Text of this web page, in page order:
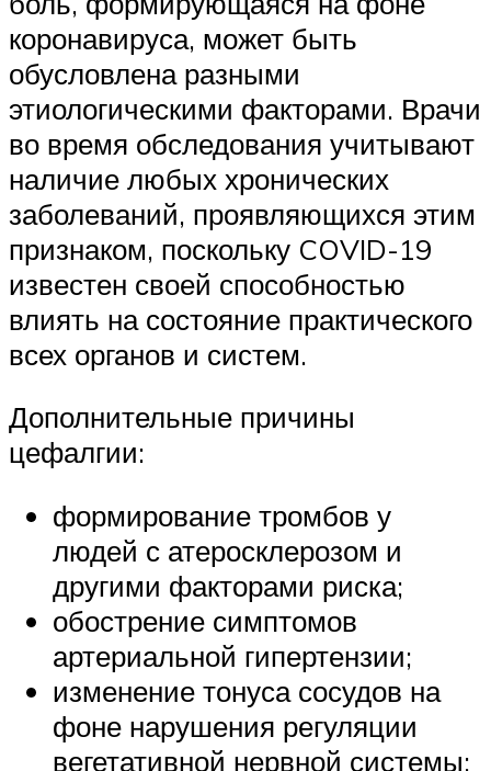
коронавируса, может быть
обусловлена разными
этиологическими факторами. Врачи
во время обследования учитывают
наличие любых хронических
заболеваний, проявляющихся этим
признаком, поскольку COVID-19
известен своей способностью
влиять на состояние практического
всех органов и систем.
Дополнительные причины
цефалгии:
формирование тромбов у
людей с атеросклерозом и
другими факторами риска;
обострение симптомов
артериальной гипертензии;
изменение тонуса сосудов на
фоне нарушения регуляции
вегетативной нервной системы;